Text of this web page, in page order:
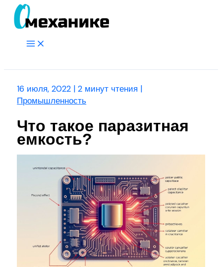
Перейти
Main
16 июля, 2022 |2 минут чтения |
Промышленность
Что такое паразитная
емкость?